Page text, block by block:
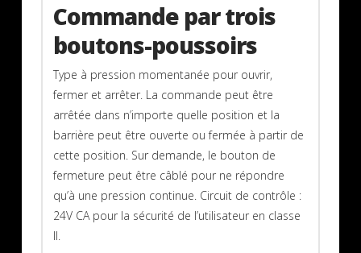
Commande par trois
boutons-poussoirs
Type à pression momentanée pour ouvrir,
fermer et arrêter. La commande peut être
arrêtée dans n’importe quelle position et la
barrière peut être ouverte ou fermée à partir de
cette position. Sur demande, le bouton de
fermeture peut être câblé pour ne répondre
qu’à une pression continue. Circuit de contrôle :
24V CA pour la sécurité de l’utilisateur en classe
II.